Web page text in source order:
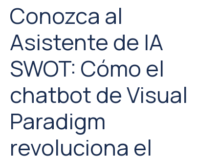
Conozca al
Asistente de IA
SWOT: Cómo el
chatbot de Visual
Paradigm
revoluciona el